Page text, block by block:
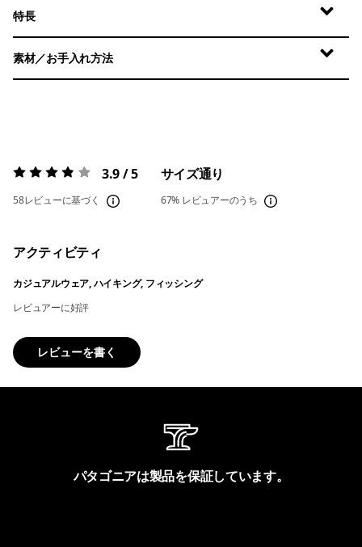
特長
素材／お手入れ方法
評価:3.9 / 5 3.9 / 5
58レビューに基づく
サイズ通り
67% レビュアーのうち
アクティビティ
カジュアルウェア, ハイキング, フィッシング
レビュアーに好評
レビューを書く
パタゴニアは製品を保証しています。